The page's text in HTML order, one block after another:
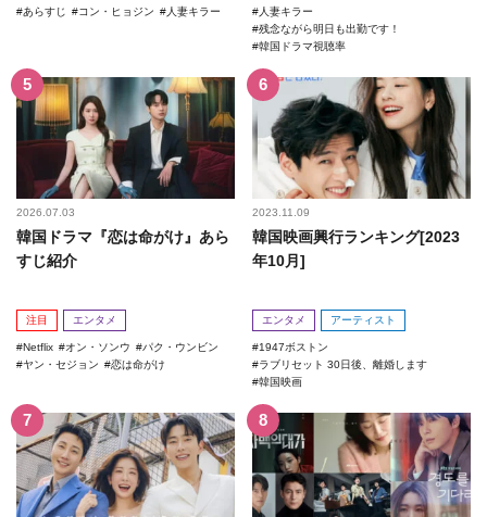
あらすじ コン・ヒョジン 人妻キラー
人妻キラー
残念ながら明日も出勤です！
韓国ドラマ視聴率
2026.07.03
韓国ドラマ『恋は命がけ』あら
すじ紹介
注目 エンタメ
Netflix オン・ソンウ
パク・ウンビン
ヤン・セジョン
恋は命がけ
2023.11.09
韓国映画興行ランキング[2023
年10月]
エンタメ アーティスト
1947ボストン
ラブリセット 30日後、離婚します
韓国映画